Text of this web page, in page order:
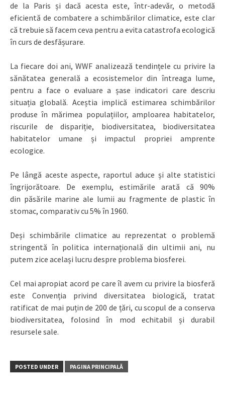
de la Paris și dacă acesta este, într-adevăr, o metodă
eficientă de combatere a schimbărilor climatice, este clar
că trebuie să facem ceva pentru a evita catastrofa ecologică
în curs de desfășurare.
La fiecare doi ani, WWF analizează tendințele cu privire la
sănătatea generală a ecosistemelor din întreaga lume,
pentru a face o evaluare a șase indicatori care descriu
situația globală. Aceștia implică estimarea schimbărilor
produse în mărimea populațiilor, amploarea habitatelor,
riscurile de dispariție, biodiversitatea, biodiversitatea
habitatelor umane și impactul propriei amprente
ecologice.
Pe lângă aceste aspecte, raportul aduce și alte statistici
îngrijorătoare. De exemplu, estimările arată că 90%
din păsările marine ale lumii au fragmente de plastic în
stomac, comparativ cu 5% în 1960.
Deși schimbările climatice au reprezentat o problemă
stringentă în politica internațională din ultimii ani, nu
putem zice același lucru despre problema biosferei.
Cel mai apropiat acord pe care îl avem cu privire la biosferă
este Convenția privind diversitatea biologică, tratat
ratificat de mai puțin de 200 de țări, cu scopul de a conserva
biodiversitatea, folosind în mod echitabil și durabil
resursele sale.
POSTED UNDER PAGINA PRINCIPALĂ